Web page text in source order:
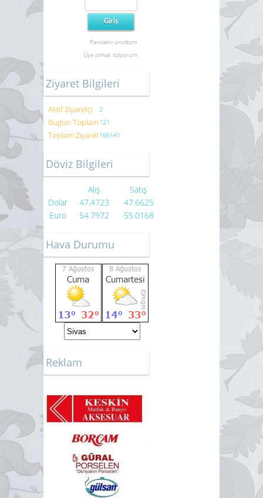
Parolamı unuttum
Üye olmak istiyorum
Ziyaret Bilgileri
Aktif Ziyaretçi 2
Bugün Toplam121
Toplam Ziyaret166141
Döviz Bilgileri
Alış
Satış
Dolar
47.4723
47.6625
Euro
54.7972 55.0168
Hava Durumu
Reklam